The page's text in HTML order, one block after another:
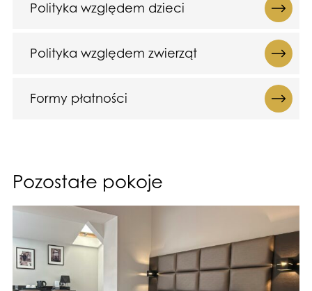
Polityka względem dzieci
Polityka względem zwierząt
Formy płatności
Pozostałe pokoje